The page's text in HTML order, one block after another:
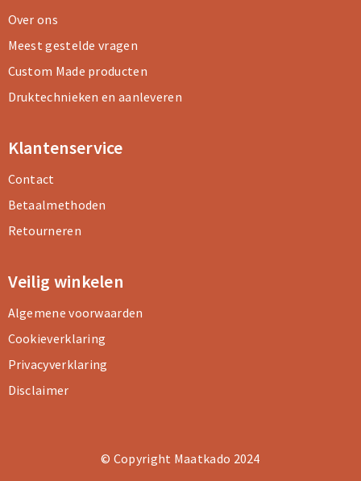
Over ons
Meest gestelde vragen
Custom Made producten
Druktechnieken en aanleveren
Klantenservice
Contact
Betaalmethoden
Retourneren
Veilig winkelen
Algemene voorwaarden
Cookieverklaring
Privacyverklaring
Disclaimer
© Copyright Maatkado 2024